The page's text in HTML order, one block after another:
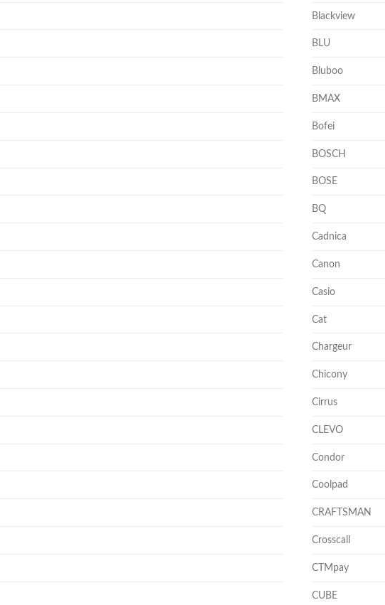
Blackview
BLU
Bluboo
BMAX
Bofei
BOSCH
BOSE
BQ
Cadnica
Canon
Casio
Cat
Chargeur
Chicony
Cirrus
CLEVO
Condor
Coolpad
CRAFTSMAN
Crosscall
CTMpay
CUBE